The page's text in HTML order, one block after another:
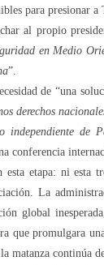
para presionar a
al propio
en Medio
”.
de “una
derechos
independiente de
conferencia
esta etapa: ni esta
La
global
que promulgara
matanza continúa